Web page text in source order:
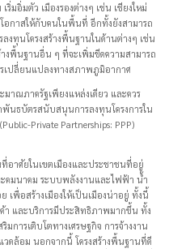
มอิ่มตัว เมืองรองต่างๆ เช่น เชียงใหม่
อกาสให้กับคนในพื้นที่ อีกทั้งยังสามารถ
งทุนโครงสร้างพื้นฐานในด้านต่างๆ เช่น
งพื้นฐานอื่น ๆ ที่จะเพิ่มขีดความสามารถ
เปลี่ยนแปลงทางสภาพภูมิอากาศ
มาณภาครัฐเพียงแหล่งเดียว และควร
นธบัตรสนับสนุนการลงทุนโครงการใน
Private Partnerships: PPP)
อาศัยในเขตเมืองและประชาชนที่อยู่
คมนาคม ระบบพลังงานและไฟฟ้า น้ำ
พื่อสร้างเมืองให้เป็นเมืองน่าอยู่ ทั้งนี้
า และบริการมีประสิทธิภาพมากขึ้น ทั้ง
มการเติบโตทางเศรษฐกิจ การจ้างงาน
ดล้อม นอกจากนี้ โครงสร้างพื้นฐานที่ดี